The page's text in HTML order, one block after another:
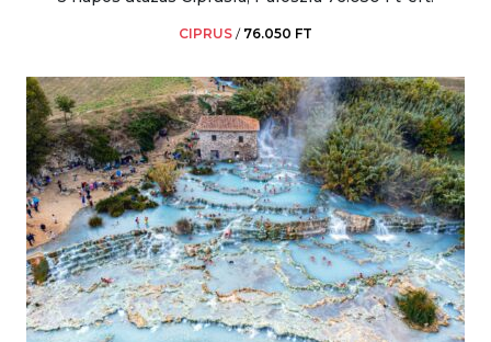
CIPRUS / 76.050 FT